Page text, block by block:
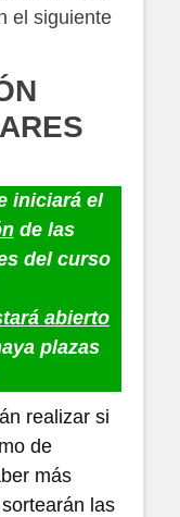
el siguiente
iniciará el
de las
del curso
abierto
plazas
realizar si
de
más
las